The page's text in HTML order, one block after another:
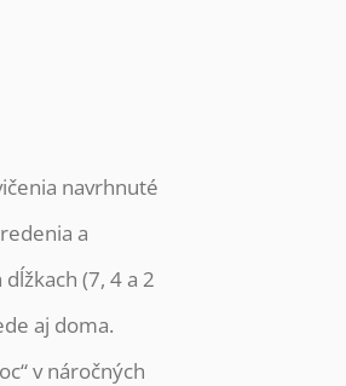
navrhnuté
a
(7, 4 a 2
aj doma.
v náročných